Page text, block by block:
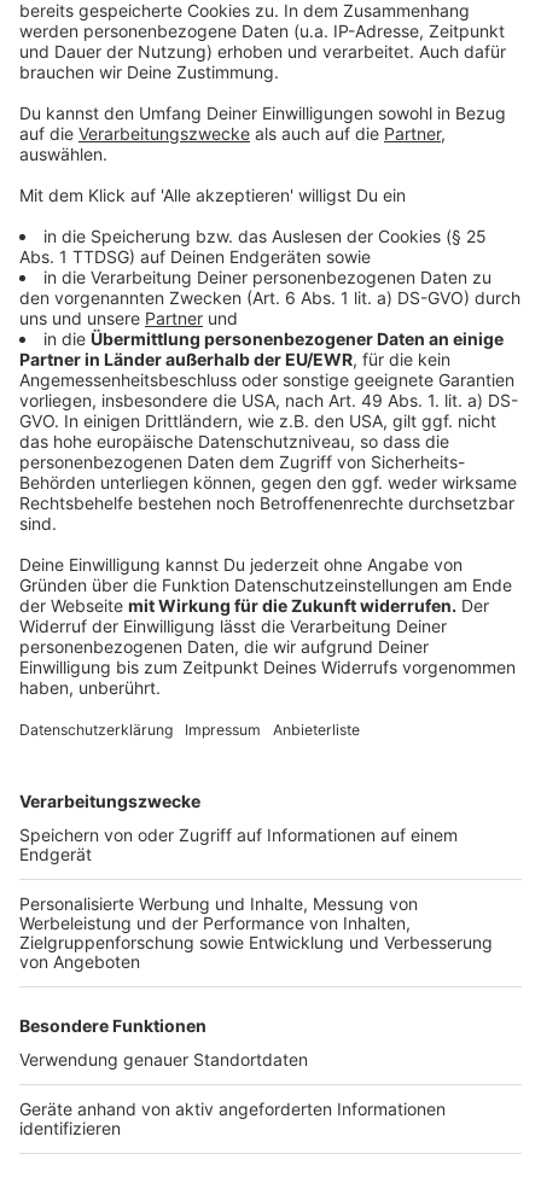
(Kopfschmerztabletten, Mückenspray etc.) zu den
Standards. Solltet Ihr etwas davon nicht benötigen,
dankt Euch vielleicht Euer Zeltnachbar.
Anzeige
Für das schlechte Wetter
Anzeige
Sollte das Wetter nicht an jedem Tag mitspielen und
Ihr macht Euch Sorgen um eure Zelte und Pavillons,
helfen in jedem Fall ausreichend Gaffa- oder
Panzertape und ein kleiner Hammer um das Gröbste zu
verhindern. Und falls es tatsächlich regnen sollte: Ein
vernünftiger Regenparka hält Euch halbwegs trocken.
Anzeige
Für die Umwelt
Anzeige
In Zeiten von Fridays for Future ist es ratsam und von
wegschmeißt. Da tut ihr der Umwelt am Meisten einen
Gefallen und den Festival-Betreibern ohnehin.
Das darf auf keinen Fall fehlen
All die präzisen Vorbereitungen bringen aber rein gar
nichts, falls Ihr am Ende das wichtigste Utensil
überhaupt für Euer Festival zu Hause vergessen